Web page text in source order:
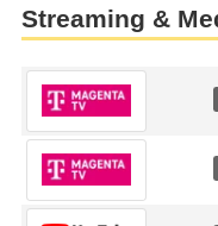
Streaming &